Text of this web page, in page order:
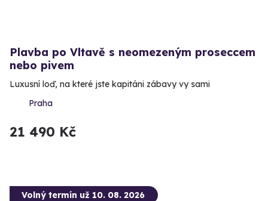
Plavba po Vltavě s neomezeným proseccem
nebo pivem
Luxusní loď, na které jste kapitáni zábavy vy sami
Praha
21 490 Kč
Volný termín už 10. 08. 2026